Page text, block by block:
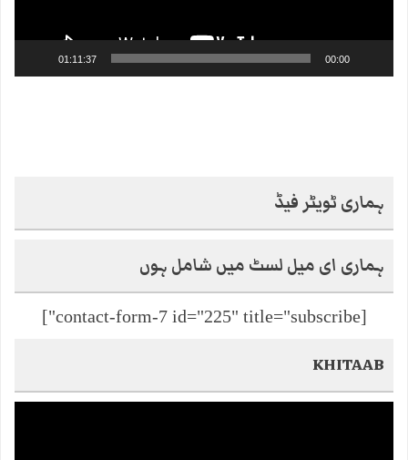
00:00
01:11:37
ہماری ٹویٹر فیڈ
ہماری ای میل لسٹ میں شامل ہوں
[contact-form-7 id="225" title="subscribe"]
KHITAAB